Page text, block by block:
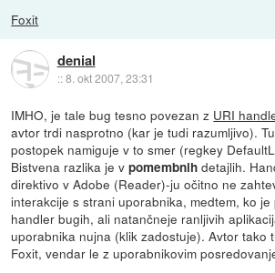
Foxit
denial
::8. okt 2007, 23:31
IMHO, je tale bug tesno povezan z URI
avtor trdi nasprotno (kar je tudi razumljivo).
postopek namiguje v to smer (regkey
Bistvena razlika je vpomembnih detajlih.
direktivo v Adobe (Reader)-ju očitno ne
interakcije s strani uporabnika, medtem, ko
handler bugih, ali natančneje ranljivih
uporabnika nujna (klik zadostuje). Avtor tako
Foxit, vendar le z uporabnikovim